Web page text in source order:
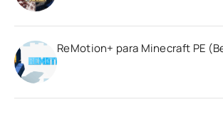
ReMotion+ para Minecraft PE